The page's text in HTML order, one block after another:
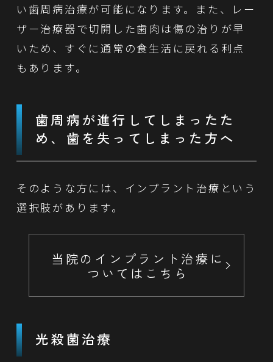
い歯周病治療が可能になります。また、レー
ザー治療器で切開した歯肉は傷の治りが早
いため、すぐに通常の食生活に戻れる利点
もあります。
歯周病が進行してしまったた
め、 歯を失ってしまった方へ
そのような方には、インプラント治療という
選択肢があります。
当院のインプラント治療に
ついてはこちら
光殺菌治療